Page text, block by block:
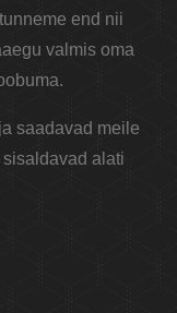
end nii
valmis oma
saadavad meile
alati